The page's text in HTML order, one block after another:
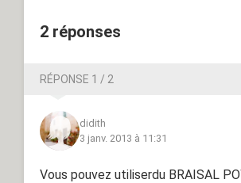
2 réponses
RÉPONSE 1 / 2
didith
3 janv. 2013 à 11:31
Vous pouvez utiliserdu BRAISAL